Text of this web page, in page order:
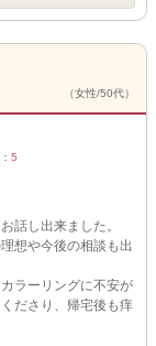
（女性/50代）
5
話し出来ました。
想や今後の相談も出
ラーリングに不安が
ださり、帰宅後も痒